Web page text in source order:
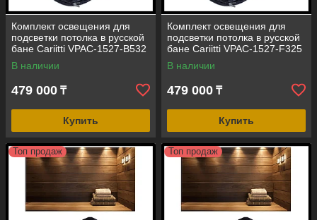
Комплект освещения для
подсветки потолка в русской
бане Cariitti VPAC-1527-B532
(стекловолокно, 4+1 точка)
В наличии
479 000 ₸
Купить
Комплект освещения для
подсветки потолка в русской
бане Cariitti VPAC-1527-F325
(стекловолокно, 7 точек)
В наличии
479 000 ₸
Купить
Топ продаж Топ продаж